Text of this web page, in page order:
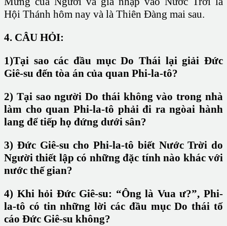
Hội Thánh hôm nay và là Thiên Đàng mai sau.
4. CÂU HỎI:
1)Tại sao các đầu mục Do Thái lại giải Đức
Giê-su đến tòa án của quan Phi-la-tô?
2) Tại sao người Do thái không vào trong nhà
làm cho quan Phi-la-tô phải đi ra ngòai hành
lang để tiếp họ đứng dưới sân?
3) Đức Giê-su cho Phi-la-tô biết Nước Trời do
Người thiết lập có những đặc tính nào khác với
nước thế gian?
4) Khi hỏi Đức Giê-su: “Ông là Vua ư?”, Phi-
la-tô có tin những lời các đầu mục Do thái tố
cáo Đức Giê-su không?